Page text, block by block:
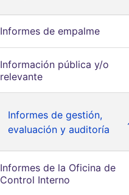
Informes de empalme
Información pública y/o
relevante
Informes de gestión,
evaluación y auditoría
Informes de la Oficina de
Control Interno